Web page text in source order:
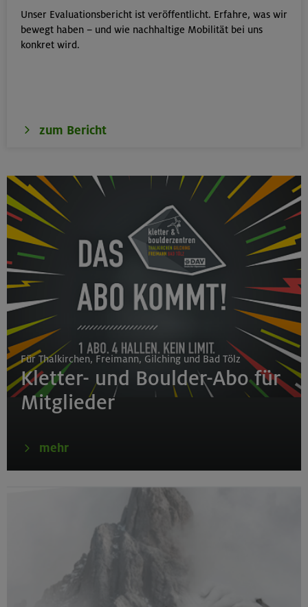
Unser Evaluationsbericht ist veröffentlicht. Erfahre, was wir
bewegt haben – und wie nachhaltige Mobilität bei uns
konkret wird.
zum Bericht
Für Thalkirchen, Freimann, Gilching und Bad Tölz
Kletter- und Boulder-Abo für
Mitglieder
mehr